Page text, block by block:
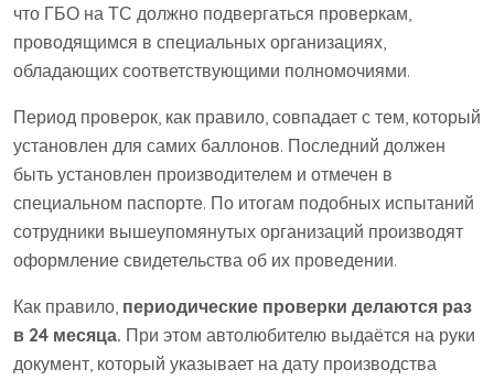
что ГБО на ТС должно подвергаться проверкам,
проводящимся в специальных организациях,
обладающих соответствующими полномочиями.
Период проверок, как правило, совпадает с тем, который
установлен для самих баллонов. Последний должен
быть установлен производителем и отмечен в
специальном паспорте. По итогам подобных испытаний
сотрудники вышеупомянутых организаций производят
оформление свидетельства об их проведении.
Как правило, периодические проверки делаются раз
в 24 месяца. При этом автолюбителю выдаётся на руки
документ, который указывает на дату производства